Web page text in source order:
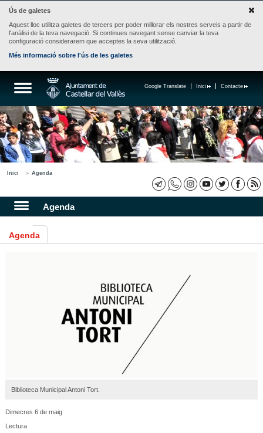
Ús de galetes
Aquest lloc utilitza galetes de tercers per poder millorar els nostres serveis a partir de
l'anàlisi de la teva navegació. Si continues navegant sense canviar la teva
configuració considerarem que acceptes la seva utilització.
Més informació sobre l'ús de les galetes
Contacte
Inici
Google Translate
Inici Agenda
Agenda
Agenda
Biblioteca Municipal Antoni Tort.
Dimecres 6 de maig
Lectura